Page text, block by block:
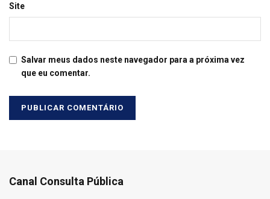
Site
Salvar meus dados neste navegador para a próxima vez
que eu comentar.
Canal Consulta Pública